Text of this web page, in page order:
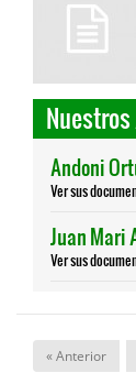
Andoni
Ver sus
Juan Mari
Ver sus
« Anterior